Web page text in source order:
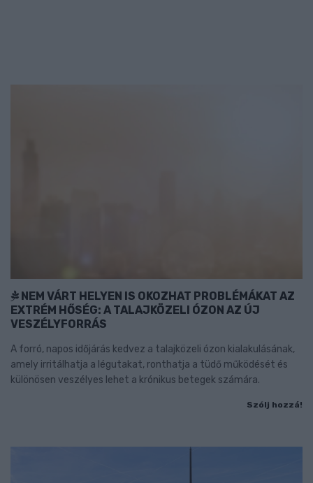
NEM VÁRT HELYEN IS OKOZHAT PROBLÉMÁKAT AZ
EXTRÉM HŐSÉG: A TALAJKÖZELI ÓZON AZ ÚJ
VESZÉLYFORRÁS
A forró, napos időjárás kedvez a talajközeli ózon kialakulásának,
amely irritálhatja a légutakat, ronthatja a tüdő működését és
különösen veszélyes lehet a krónikus betegek számára.
Szólj hozzá!